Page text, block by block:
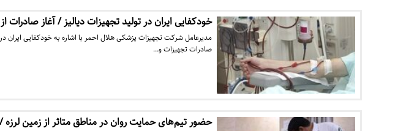
خودکفایی ایران در تولید تجهیزات دیالیز / آغاز صادرات
مدیرعامل شرکت تجهیزات پزشکی هلال احمر با اشاره به خودکفایی ایران
صادرات تجهیزات و…
حضور تیم‌های حمایت روان در مناطق متاثر از زمین لرزه